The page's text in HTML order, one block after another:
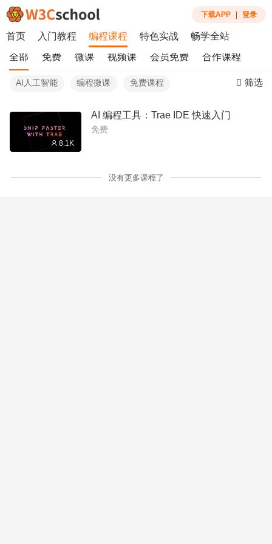
下载APP 登录
首页 入门教程 编程课程 特色实战 畅学全站
全部 免费 微课 视频课 会员免费 合作课程
AI人工智能 编程微课 免费课程 筛选
8.1K
AI 编程工具：Trae IDE 快速入门
免费
没有更多课程了